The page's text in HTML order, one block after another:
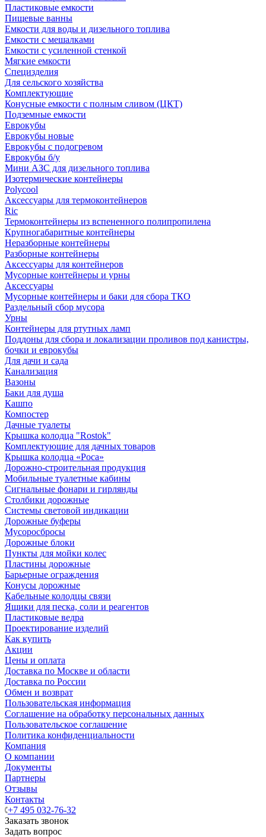
Пластиковые емкости
Пищевые ванны
Емкости для воды и дизельного топлива
Емкости с мешалками
Емкости с усиленной стенкой
Мягкие емкости
Специзделия
Для сельского хозяйства
Комплектующие
Конусные емкости с полным сливом (ЦКТ)
Подземные емкости
Еврокубы
Еврокубы новые
Еврокубы с подогревом
Еврокубы б/у
Мини АЗС для дизельного топлива
Изотермические контейнеры
Polycool
Аксессуары для термоконтейнеров
Ric
Термоконтейнеры из вспененного полипропилена
Крупногабаритные контейнеры
Неразборные контейнеры
Разборные контейнеры
Аксессуары для контейнеров
Мусорные контейнеры и урны
Аксессуары
Мусорные контейнеры и баки для сбора ТКО
Раздельный сбор мусора
Урны
Контейнеры для ртутных ламп
Поддоны для сбора и локализации проливов под канистры,
бочки и еврокубы
Для дачи и сада
Канализация
Вазоны
Баки для душа
Кашпо
Компостер
Дачные туалеты
Крышка колодца "Rostok"
Комплектующие для дачных товаров
Крышка колодца «Роса»
Дорожно-строительная продукция
Мобильные туалетные кабины
Сигнальные фонари и гирлянды
Столбики дорожные
Системы световой индикации
Дорожные буферы
Мусоросбросы
Дорожные блоки
Пункты для мойки колес
Пластины дорожные
Барьерные ограждения
Конусы дорожные
Кабельные колодцы связи
Ящики для песка, соли и реагентов
Пластиковые ведра
Проектирование изделий
Как купить
Акции
Цены и оплата
Доставка по Москве и области
Доставка по России
Обмен и возврат
Пользовательская информация
Соглашение на обработку персональных данных
Пользовательское соглашение
Политика конфиденциальности
Компания
О компании
Документы
Партнеры
Отзывы
Контакты
+7 495 032-76-32
Заказать звонок
Задать вопрос